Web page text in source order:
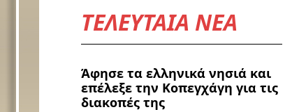
ΤΕΛΕΥΤΑΙΑ ΝΕΑ
Άφησε τα ελληνικά νησιά και
επέλεξε την Κοπεγχάγη για τις
διακοπές της